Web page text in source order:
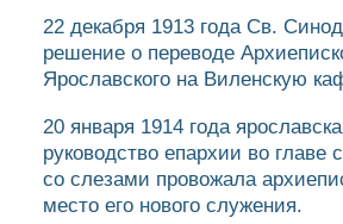
22 декабря 1913 года Св.
решение о переводе
Ярославского на Виленскую
20 января 1914 года
руководство епархии во главе
со слезами провожала
место его нового служения.